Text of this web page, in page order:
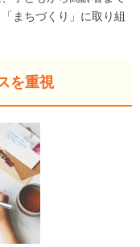
まちづくり」に取り組
を重視